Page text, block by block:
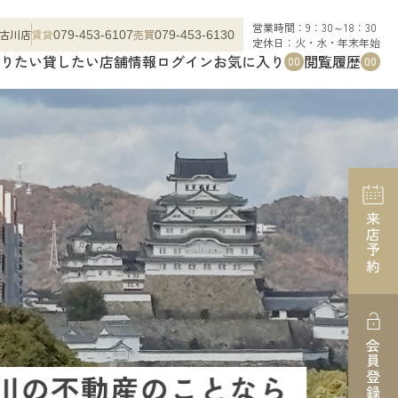
川店賃貸079-453-6107売買079-453-6130
営業時間：9：30～18：30
定休日：火・水・年末年始
たい貸したい店舗情報ログインお気に入り 00 閲覧履歴 00
来店予約
会員登録